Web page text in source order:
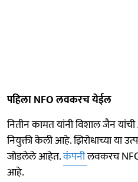
पहिला NFO लवकरच येईल
नितीन कामत यांनी विशाल जैन
नियुक्ती केली आहे. झिरोधाच्या या
जोडलेले आहेत.कंपनीलवकरच NFO
आहे.